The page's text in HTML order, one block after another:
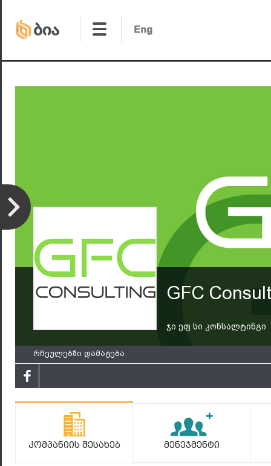
GFC
ჯი ეფ სი კონსალტინგი
რჩეულებში დამატება
Კომპანიის Შესახებ Მენეჯმენტი